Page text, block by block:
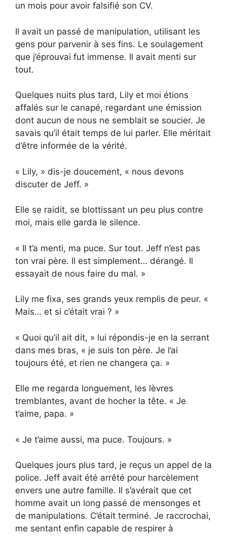
un mois pour avoir falsifié son CV.
Il avait un passé de manipulation, utilisant les
gens pour parvenir à ses fins. Le soulagement
que j’éprouvai fut immense. Il avait menti sur
tout.
Quelques nuits plus tard, Lily et moi étions
affalés sur le canapé, regardant une émission
dont aucun de nous ne semblait se soucier. Je
savais qu’il était temps de lui parler. Elle méritait
d’être informée de la vérité.
« Lily, » dis-je doucement, « nous devons
discuter de Jeff. »
Elle se raidit, se blottissant un peu plus contre
moi, mais elle garda le silence.
« Il t’a menti, ma puce. Sur tout. Jeff n’est pas
ton vrai père. Il est simplement… dérangé. Il
essayait de nous faire du mal. »
Lily me fixa, ses grands yeux remplis de peur. «
Mais… et si c’était vrai ? »
« Quoi qu’il ait dit, » lui répondis-je en la serrant
dans mes bras, « je suis ton père. Je l’ai
toujours été, et rien ne changera ça. »
Elle me regarda longuement, les lèvres
tremblantes, avant de hocher la tête. « Je
t’aime, papa. »
« Je t’aime aussi, ma puce. Toujours. »
Quelques jours plus tard, je reçus un appel de la
police. Jeff avait été arrêté pour harcèlement
envers une autre famille. Il s’avérait que cet
homme avait un long passé de mensonges et
de manipulations. C’était terminé. Je raccrochai,
me sentant enfin capable de respirer à